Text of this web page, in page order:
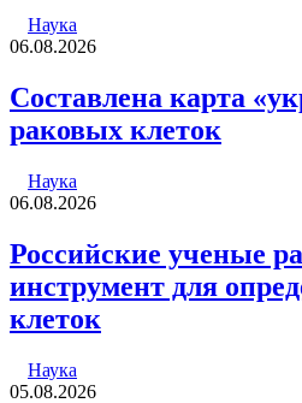
Наука
06.08.2026
Составлена карта
раковых клеток
Наука
06.08.2026
Российские ученые
инструмент для
клеток
Наука
05.08.2026